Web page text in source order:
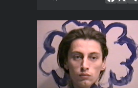
Кохання як рятівне коло
у творчості: огляд на
стрічку «ЛЮБОВ-
ЛЮБОВ» Єруна
Койманса